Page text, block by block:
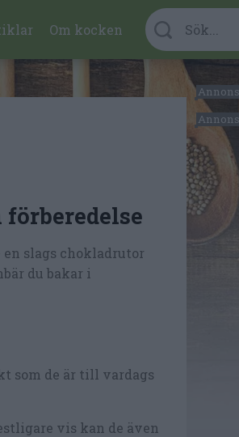
Om kocken
en slags chokladrutor
du bakar i
som de är till vardags
vis kan de även